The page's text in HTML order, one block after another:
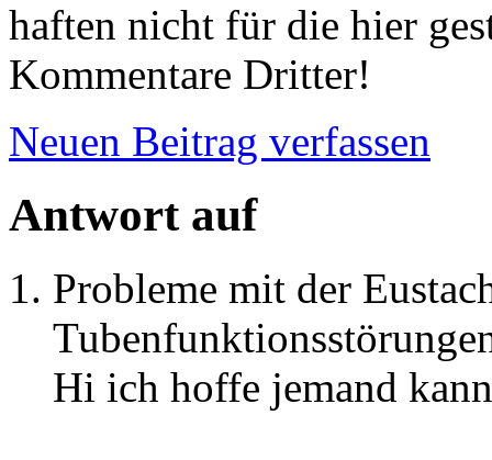
haften nicht für die hier
Kommentare Dritter!
Neuen Beitrag verfassen
Antwort auf
Probleme mit der
Hi ich hoffe jemand